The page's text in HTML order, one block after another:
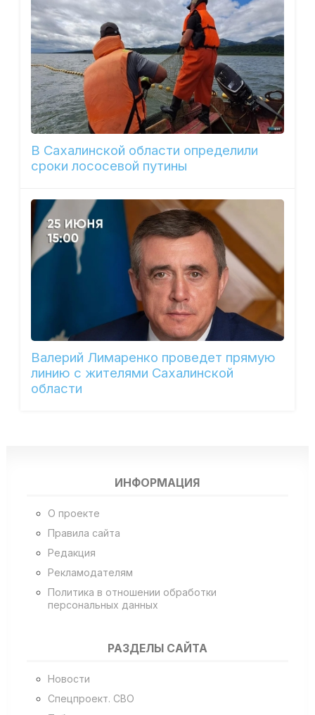
В Сахалинской области определили
сроки лососевой путины
Валерий Лимаренко проведет прямую
линию с жителями Сахалинской
области
ИНФОРМАЦИЯ
О проекте
Правила сайта
Редакция
Рекламодателям
Политика в отношении обработки
персональных данных
РАЗДЕЛЫ САЙТА
Новости
Спецпроект. СВО